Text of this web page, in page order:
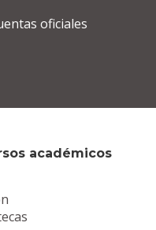
académicos
oficiales